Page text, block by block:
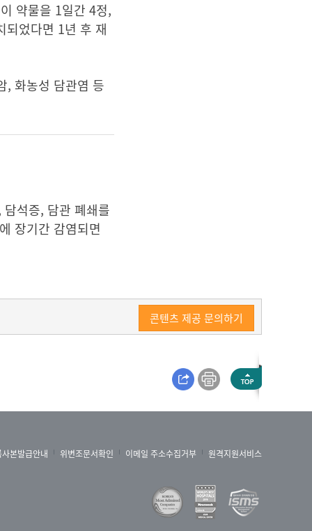
약물을 1일간 4정,
되었다면 1년 후 재
, 화농성 담관염 등
석증, 담관 폐쇄를
장기간 감염되면
콘텐츠 제공 문의하기
본발급안내 위변조문서확인 이메일 주소수집거부 원격지원서비스